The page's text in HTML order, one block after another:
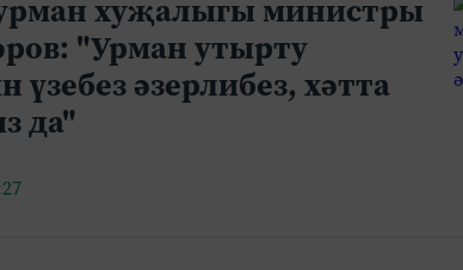
хуҗалыгы министры
"Урман утырту
үзебез әзерлибез, хәтта
да"